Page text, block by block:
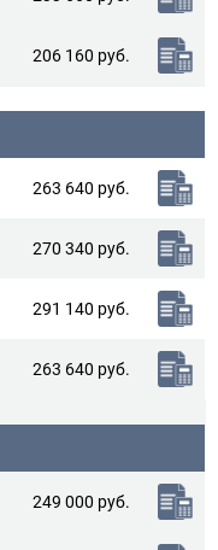
206 160 руб.
263 640 руб.
270 340 руб.
291 140 руб.
263 640 руб.
249 000 руб.